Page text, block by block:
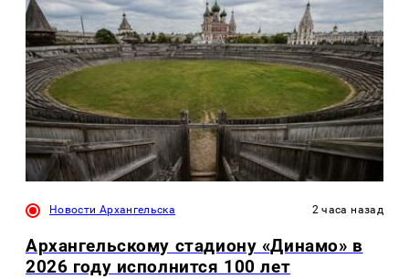
Новости Архангельска 2 часа назад
Архангельскому стадиону «Динамо» в
2026 году исполнится 100 лет